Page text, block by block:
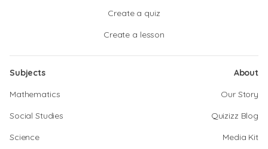
Create a quiz
Create a lesson
Subjects
Mathematics
Social Studies
Science
About
Our Story
Quizizz Blog
Media Kit